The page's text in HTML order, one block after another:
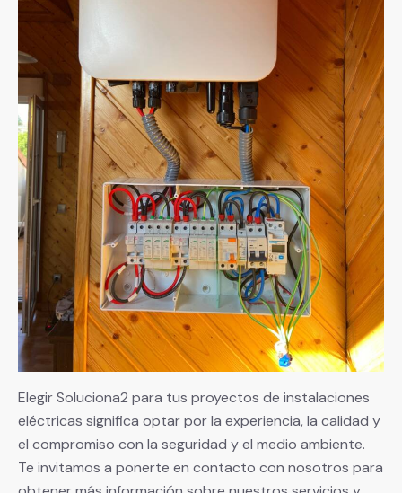
Elegir Soluciona2 para tus proyectos de instalaciones
eléctricas significa optar por la experiencia, la calidad y
el compromiso con la seguridad y el medio ambiente.
Te invitamos a ponerte en contacto con nosotros para